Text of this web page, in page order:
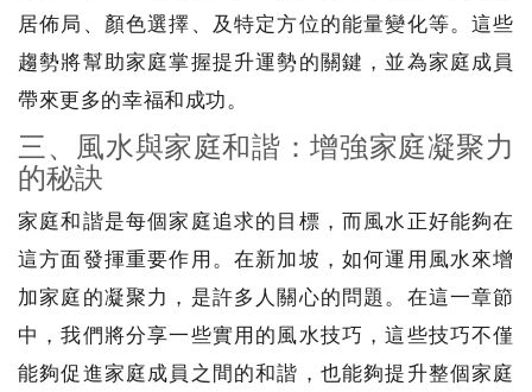
居佈局、顏色選擇、及特定方位的能量變化等。這些
趨勢將幫助家庭掌握提升運勢的關鍵，並為家庭成員
帶來更多的幸福和成功。
三、風水與家庭和諧：增強家庭凝聚力
的秘訣
家庭和諧是每個家庭追求的目標，而風水正好能夠在
這方面發揮重要作用。在新加坡，如何運用風水來增
加家庭的凝聚力，是許多人關心的問題。在這一章節
中，我們將分享一些實用的風水技巧，這些技巧不僅
能夠促進家庭成員之間的和諧，也能夠提升整個家庭